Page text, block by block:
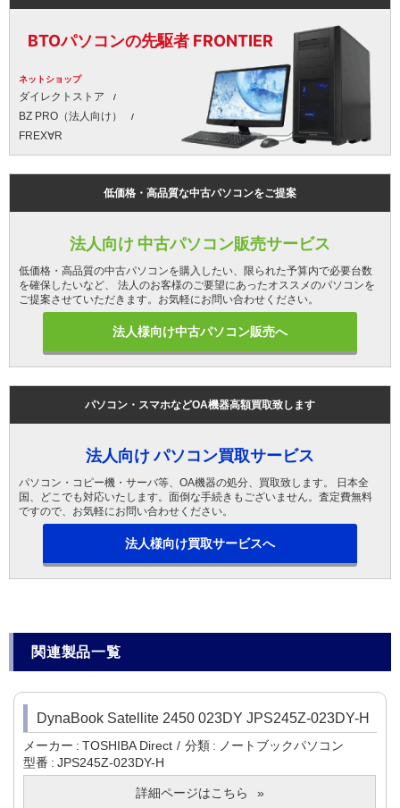
BTOパソコンの先駆者 FRONTIER
ネットショップ
ダイレクトストア
BZ PRO（法人向け）
FREX∀R
低価格・高品質な中古パソコンをご提案
法人向け 中古パソコン販売サービス
低価格・高品質の中古パソコンを購入したい、限られた予算内で必要台数
を確保したいなど、 法人のお客様のご要望にあったオススメのパソコンを
ご提案させていただきます。お気軽にお問い合わせください。
法人様向け中古パソコン販売へ
パソコン・スマホなどOA機器高額買取致します
法人向け パソコン買取サービス
パソコン・コピー機・サーバ等、OA機器の処分、買取致します。 日本全
国、どこでも対応いたします。面倒な手続きもございません。査定費無料
ですので、お気軽にお問い合わせください。
法人様向け買取サービスへ
関連製品一覧
DynaBook Satellite 2450 023DY JPS245Z-023DY-H
メーカー TOSHIBA Direct 分類
ノートブックパソコン
型番
JPS245Z-023DY-H
詳細ページはこちら